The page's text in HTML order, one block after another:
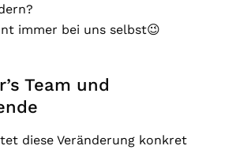
immer bei uns selbst😉
Team und
diese Veränderung konkret